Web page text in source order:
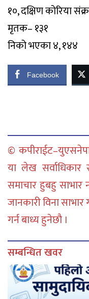
१०, दक्षिण कोरिया
मृतक– १३१
निको भएका ४, १४४
Facebook
©
या लेख सर्वाधिकार
समाचार हुबहु
जानकारी विना साभार
गर्न बाध्य हुनेछौ ।
सम्बन्धित खवर